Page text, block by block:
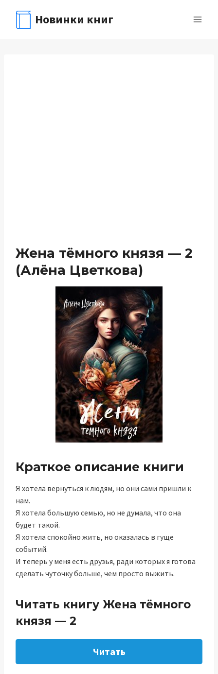
содержимому
Новинки книг
Жена тёмного князя — 2
(Алёна Цветкова)
Краткое описание книги
Я хотела вернуться к людям, но они сами пришли к
нам.
Я хотела большую семью, но не думала, что она
будет такой.
Я хотела спокойно жить, но оказалась в гуще
событий.
И теперь у меня есть друзья, ради которых я готова
сделать чуточку больше, чем просто выжить.
Читать книгу Жена тёмного
князя — 2
Читать